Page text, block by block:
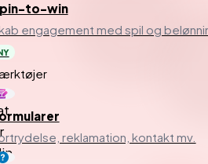
to-win
engagement med spil og
reklamation, kontakt mv.